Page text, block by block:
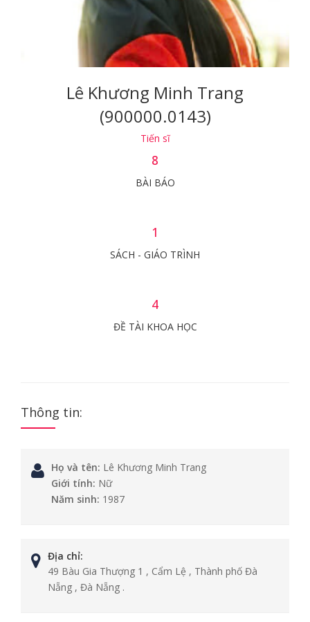
Lê Khương Minh Trang
(900000.0143)
Tiến sĩ
8
BÀI BÁO
1
SÁCH - GIÁO TRÌNH
4
ĐỀ TÀI KHOA HỌC
Thông tin:
Họ và tên: Lê Khương Minh Trang
Giới tính: Nữ
Năm sinh: 1987
Địa chỉ:
49 Bàu Gia Thượng 1 , Cẩm Lệ , Thành phố Đà
Nẵng , Đà Nẵng .